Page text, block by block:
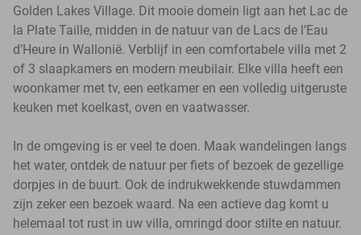
Golden Lakes Village. Dit mooie domein ligt aan het Lac de
la Plate Taille, midden in de natuur van de Lacs de l’Eau
d’Heure in Wallonië. Verblijf in een comfortabele villa met 2
of 3 slaapkamers en modern meubilair. Elke villa heeft een
woonkamer met tv, een eetkamer en een volledig uitgeruste
keuken met koelkast, oven en vaatwasser.
In de omgeving is er veel te doen. Maak wandelingen langs
het water, ontdek de natuur per fiets of bezoek de gezellige
dorpjes in de buurt. Ook de indrukwekkende stuwdammen
zijn zeker een bezoek waard. Na een actieve dag komt u
helemaal tot rust in uw villa, omringd door stilte en natuur.